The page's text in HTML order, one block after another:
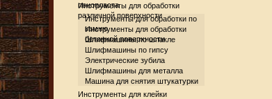
пенопласта
Инструменты для обработки
различной поверхности
Инструменты для обработки по
камню
Инструменты для обработки
бетонной поверхности
Шлифмашины по шпакле
Шлифмашины по гипсу
Электрические зубила
Шлифмашины для металла
Машина для снятия штукатурки
Инструменты для клейки